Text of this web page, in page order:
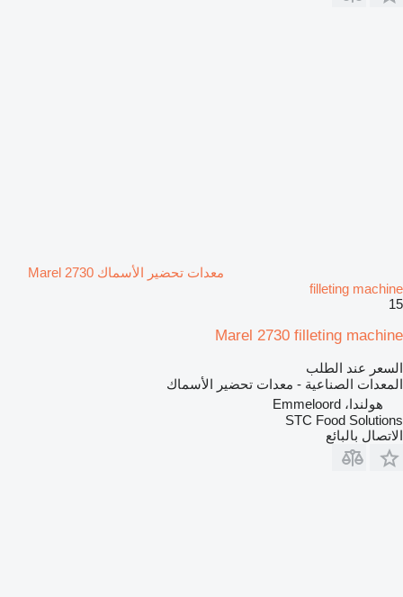
معدات تحضير الأسماك Marel 2730
filleting machine
15
Marel 2730 filleting machine
السعر عند الطلب
المعدات الصناعية - معدات تحضير الأسماك
هولندا، Emmeloord
STC Food Solutions
الاتصال بالبائع